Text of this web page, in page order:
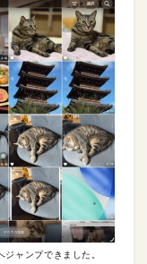
ャンプできました。